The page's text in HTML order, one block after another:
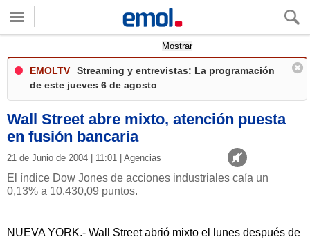
Mostrar
EMOLTV
Streaming y entrevistas: La programación
de este jueves 6 de agosto
Wall Street abre mixto, atención puesta
en fusión bancaria
21 de Junio de 2004 | 11:01 | Agencias
El índice Dow Jones de acciones industriales caía un
0,13% a 10.430,09 puntos.
NUEVA YORK.- Wall Street abrió mixto el lunes después de